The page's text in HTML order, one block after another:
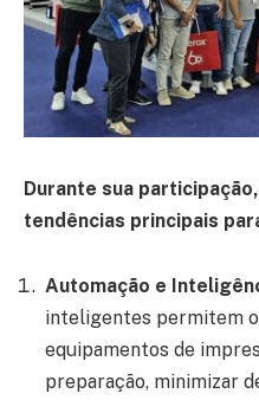
Durante sua
tendências principais
Automação e
inteligentes permitem
equipamentos de
preparação, minimizar